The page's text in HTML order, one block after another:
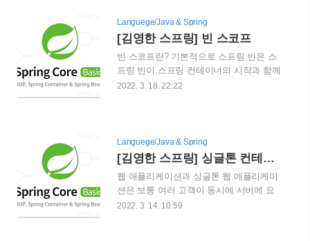
Languege/Java & Spring
[김영한 스프링] 빈 스코프
빈 스코프란? 기본적으로 스프링 빈은 스
프링 빈이 스프링 컨테이너의 시작과 함께
생성되어서 스프링 컨테이너가 종료될때
게 있을까요? 싱글톤: 기본스코프, 스프링
컨테이너의 시작과 종료까지 유지되는 가
장 넓은 범위의 스코프 프로토타입 : 스프
링 컨테이너가 프로토타입 빈의 생성과 의
존관계 주입까지만 관여하고 더는 관리하
지 않는 짧은 범위의 스코프 request : 웹
2022. 3. 18. 22:22
Languege/Java & Spring
[김영한 스프링] 싱글톤 컨테이너
웹 애플리케이션과 싱글톤 웹 애플리케이
션은 보통 여러 고객이 동시에 서버에 요
청을 보냅니다. 스프링이 없는 순수한 DI
2022. 3. 14. 10:59